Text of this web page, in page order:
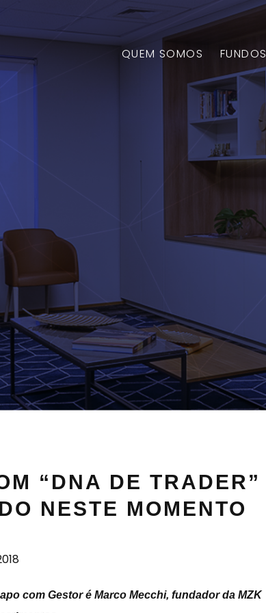
QUEM SOMOS FUNDOS
“DNA DE TRADER”
NESTE MOMENTO
com Gestor é Marco Mecchi, fundador da MZK